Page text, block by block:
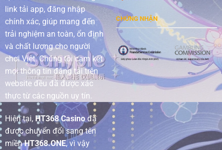
link tải app, đăng nhập
chính xác, giúp mang đến
trải nghiệm an toàn, ổn định
và chất lượng cho người
chơi Việt. Chúng tôi cam kết
mọi thông tin đăng tải trên
website đều đã được xác
thực từ các nguồn uy tín.
Hiện tại, HT368 Casinođã
được chuyển đổi sang tên
miềnHT368.ONE, vì vậy
CHỨNG NHẬN